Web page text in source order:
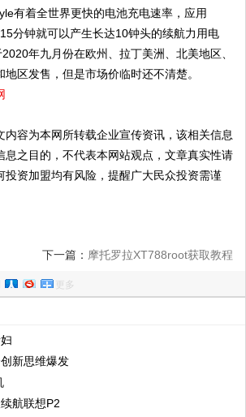
有着全世界更快的电池充电速率，应用
分钟就可以产生长达10钟头的续航力用电
年九月份在欧州、拉丁美洲、北美地区、
区发售，但是市场价临时还不清楚。
内容为本网所转载企业宣传资讯，该相关信息
息之目的，不代表本网站观点，文章真实性请
投资加盟均有风险，提醒广大民众投资需谨
下一篇： 摩托罗拉XT788root获取教程
更多
新思维爆发
航联想P2